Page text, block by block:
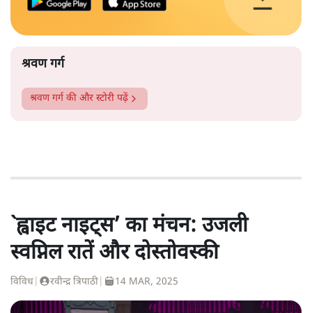
श्रवण गर्ग
श्रवण गर्ग की और स्टोरी पढ़ें
`ह्वाइट नाइट्स’ का मंचन: उजली
स्वप्निल रातें और दोस्तोवस्की
विविध रवीन्द्र त्रिपाठी 14 MAR, 2025